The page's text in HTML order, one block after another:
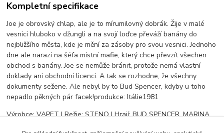
Kompletní specifikace
Joe je obrovský chlap, ale je to mírumilovný dobrák. Žije v malé
vesnici hluboko v džungli a na svojí loďce převáží banány do
nejbližšího města, kde je mění za zásoby pro svou vesnici. Jednoho
dne ale narazí na šéfa místní mafie, který chce převzít všechen
obchod s banány. Joe se nemůže bránit, protože nemá vlastní
doklady ani obchodní licenci. A tak se rozhodne, že všechny
dokumenty sežene. Ale nebyl by to Bud Spencer, kdyby u toho
nepadlo pěkných pár facek!produkce: Itálie1981
Výrobce: VAPET | Režie: STENO | Hrají: BUD SPENCER, MARINA